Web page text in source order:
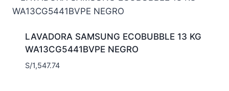
LAVADORA SAMSUNG ECOBUBBLE 13 KG
WA13CG5441BVPE NEGRO
S/1,547.74